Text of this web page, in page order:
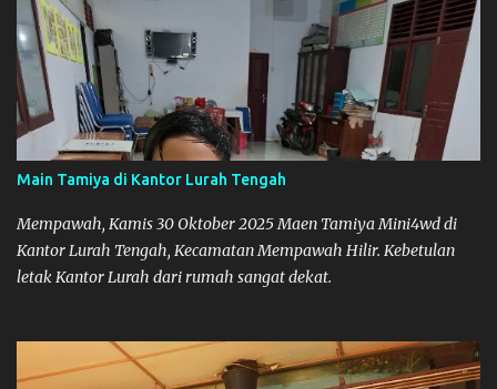
Main Tamiya di Kantor Lurah Tengah
Mempawah, Kamis 30 Oktober 2025 Maen Tamiya Mini4wd di
Kantor Lurah Tengah, Kecamatan Mempawah Hilir. Kebetulan
letak Kantor Lurah dari rumah sangat dekat.